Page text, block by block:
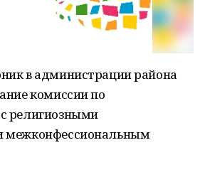
в администрации района
комиссии по
религиозными
межконфессиональным